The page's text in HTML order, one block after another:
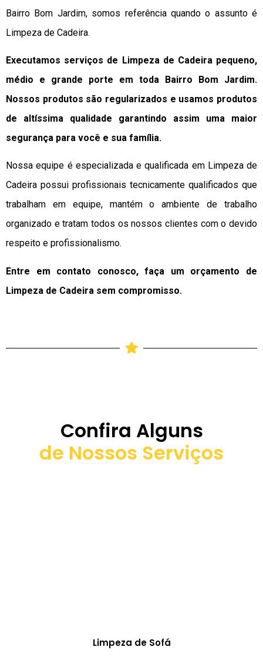
Bairro Bom Jardim, somos referência quando o assunto é
Limpeza de Cadeira.
Executamos serviços de Limpeza de Cadeira pequeno,
médio e grande porte em toda Bairro Bom Jardim.
Nossos produtos são regularizados e usamos produtos
de altíssima qualidade garantindo assim uma maior
segurança para você e sua família.
Nossa equipe é especializada e qualificada em Limpeza de
Cadeira possui profissionais tecnicamente qualificados que
trabalham em equipe, mantém o ambiente de trabalho
organizado e tratam todos os nossos clientes com o devido
respeito e profissionalismo.
Entre em contato conosco, faça um orçamento de
Limpeza de Cadeira sem compromisso.
Confira Alguns
de Nossos Serviços
Limpeza de Sofá